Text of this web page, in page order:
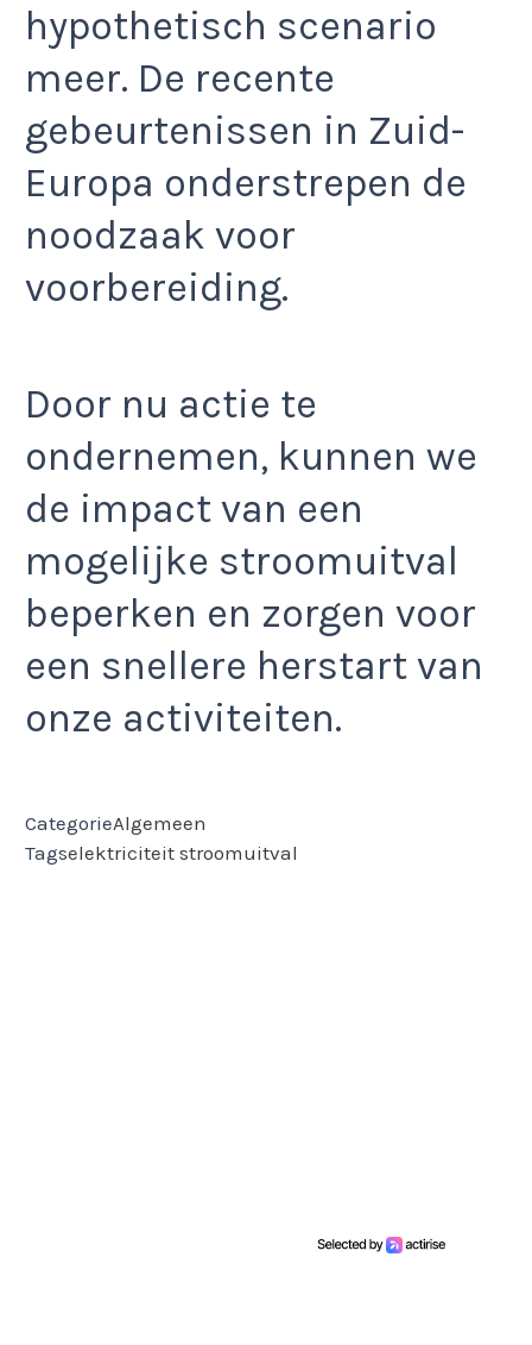
hypothetisch scenario
meer. De recente
gebeurtenissen in Zuid-
Europa onderstrepen de
noodzaak voor
voorbereiding.
Door nu actie te
ondernemen, kunnen we
de impact van een
mogelijke stroomuitval
beperken en zorgen voor
een snellere herstart van
onze activiteiten.
CategorieAlgemeen
Tagselektriciteit stroomuitval